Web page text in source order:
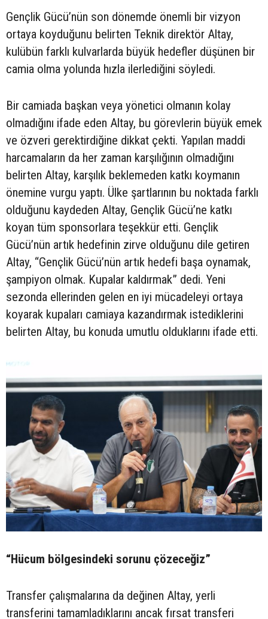
Gençlik Gücü’nün son dönemde önemli bir vizyon
ortaya koyduğunu belirten Teknik direktör Altay,
kulübün farklı kulvarlarda büyük hedefler düşünen bir
camia olma yolunda hızla ilerlediğini söyledi.
Bir camiada başkan veya yönetici olmanın kolay
olmadığını ifade eden Altay, bu görevlerin büyük emek
ve özveri gerektirdiğine dikkat çekti. Yapılan maddi
harcamaların da her zaman karşılığının olmadığını
belirten Altay, karşılık beklemeden katkı koymanın
önemine vurgu yaptı. Ülke şartlarının bu noktada farklı
olduğunu kaydeden Altay, Gençlik Gücü’ne katkı
koyan tüm sponsorlara teşekkür etti. Gençlik
Gücü’nün artık hedefinin zirve olduğunu dile getiren
Altay, “Gençlik Gücü’nün artık hedefi başa oynamak,
şampiyon olmak. Kupalar kaldırmak” dedi. Yeni
sezonda ellerinden gelen en iyi mücadeleyi ortaya
koyarak kupaları camiaya kazandırmak istediklerini
belirten Altay, bu konuda umutlu olduklarını ifade etti.
“Hücum bölgesindeki sorunu çözeceğiz”
Transfer çalışmalarına da değinen Altay, yerli
transferini tamamladıklarını ancak fırsat transferi